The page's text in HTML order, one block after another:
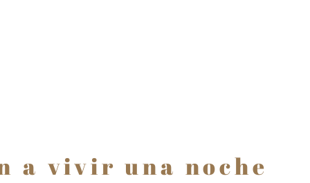
a vivir una noche